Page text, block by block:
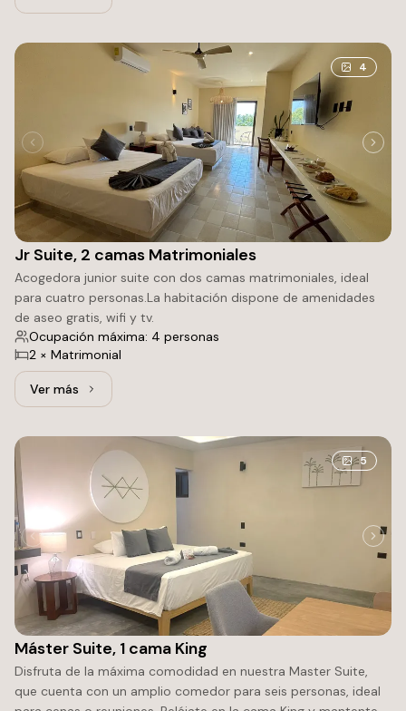
4
Jr Suite, 2 camas Matrimoniales
Acogedora junior suite con dos camas matrimoniales, ideal
para cuatro personas.La habitación dispone de amenidades
de aseo gratis, wifi y tv.
Ocupación máxima: 4 personas
2 × Matrimonial
Ver másVer más: Jr Suite, 2 camas Matrimoniales
5
Máster Suite, 1 cama King
Disfruta de la máxima comodidad en nuestra Master Suite,
que cuenta con un amplio comedor para seis personas, ideal